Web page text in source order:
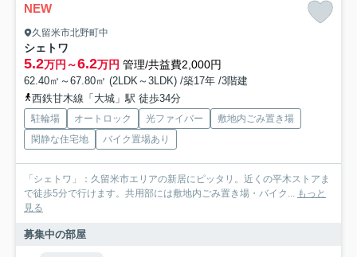
NEW
久留米市北野町中
シェトワ
5.2万円～6.2万円 管理/共益費2,000円
62.40㎡～67.80㎡ (2LDK～3LDK) /築17年 /3階建
西鉄甘木線「大城」駅 徒歩34分
駐輪場 オートロック 光ファイバー
敷地内ごみ置き場
閑静な住宅地
バイク置場あり
「シェトワ」：久留米市エリアの新居にピッタリ。近くの平木ストアま
で徒歩5分で行けます。共用部には敷地内ごみ置き場・バイク... もっと
見る
募集中の部屋